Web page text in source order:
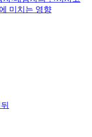
미치는 영향